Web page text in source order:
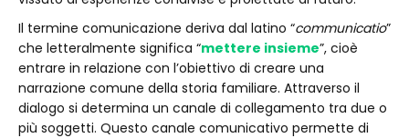
Il termine comunicazione deriva dal latino “communicatio”
che letteralmente significa “mettere insieme”, cioè
entrare in relazione con l’obiettivo di creare una
narrazione comune della storia familiare. Attraverso il
dialogo si determina un canale di collegamento tra due o
più soggetti. Questo canale comunicativo permette di